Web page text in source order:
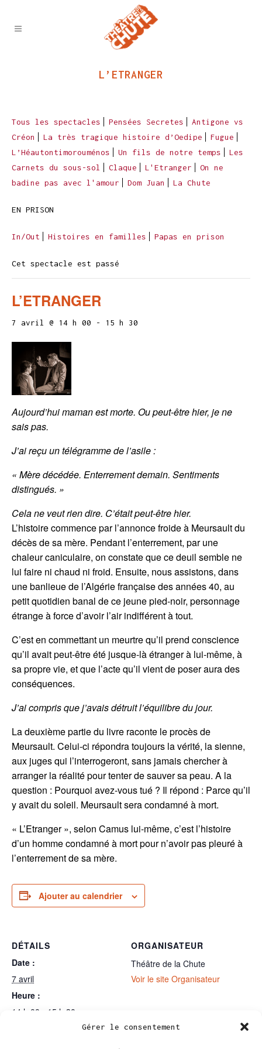
Gérer le consentement
L’ETRANGER
Tous les spectacles Pensées Secretes
Antigone vs
Créon
La très tragique histoire d’Oedipe
Fugue
L’Héautontimorouménos
Un fils de notre temps
Les
Carnets du sous-sol
Claque L'Etranger
On ne
badine pas avec l'amour
Dom Juan La Chute
EN PRISON
In/Out Histoires en familles Papas en prison
Cet spectacle est passé
L’ETRANGER
7 avril @ 14 h 00 - 15 h 30
Aujourd’hui maman est morte. Ou peut-être hier, je ne
sais pas.
J’ai reçu un télégramme de l’asile :
« Mère décédée. Enterrement demain. Sentiments
distingués. »
Cela ne veut rien dire. C’était peut-être hier.
L’histoire commence par l’annonce froide à Meursault du
décès de sa mère. Pendant l’enterrement, par une
chaleur caniculaire, on constate que ce deuil semble ne
lui faire ni chaud ni froid. Ensuite, nous assistons, dans
une banlieue de l’Algérie française des années 40, au
petit quotidien banal de ce jeune pied-noir, personnage
étrange à force d’avoir l’air indifférent à tout.
C’est en commettant un meurtre qu’il prend conscience
qu’il avait peut-être été jusque-là étranger à lui-même, à
sa propre vie, et que l’acte qu’il vient de poser aura des
conséquences.
J’ai compris que j’avais détruit l’équilibre du jour.
La deuxième partie du livre raconte le procès de
Meursault. Celui-ci répondra toujours la vérité, la sienne,
aux juges qui l’interrogeront, sans jamais chercher à
arranger la réalité pour tenter de sauver sa peau. A la
question : Pourquoi avez-vous tué ? Il répond : Parce qu’il
y avait du soleil. Meursault sera condamné à mort.
« L’Etranger », selon Camus lui-même, c’est l’histoire
d’un homme condamné à mort pour n’avoir pas pleuré à
l’enterrement de sa mère.
Ajouter au calendrier
DÉTAILS
Date :
7 avril
Heure :
14 h 00 - 15 h 30
Catégories d’Spectacle:
ORGANISATEUR
Théâtre de la Chute
Voir le site Organisateur